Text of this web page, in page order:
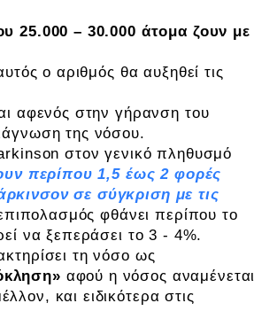
25.000 – 30.000 άτομα ζουν με
ο αριθμός θα αυξηθεί τις
αφενός στην γήρανση του
της νόσου.
στον γενικό πληθυσμό
περίπου 1,5 έως 2 φορές
σε σύγκριση με τις
φθάνει περίπου το
να ξεπεράσει το 3 - 4%.
τη νόσο ως
αφού η νόσος αναμένεται
και ειδικότερα στις